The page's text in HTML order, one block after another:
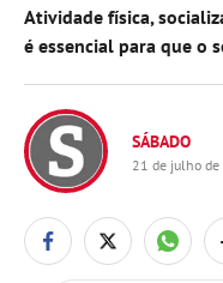
Atividade física,
é essencial para que o
SÁBADO
21 de julho